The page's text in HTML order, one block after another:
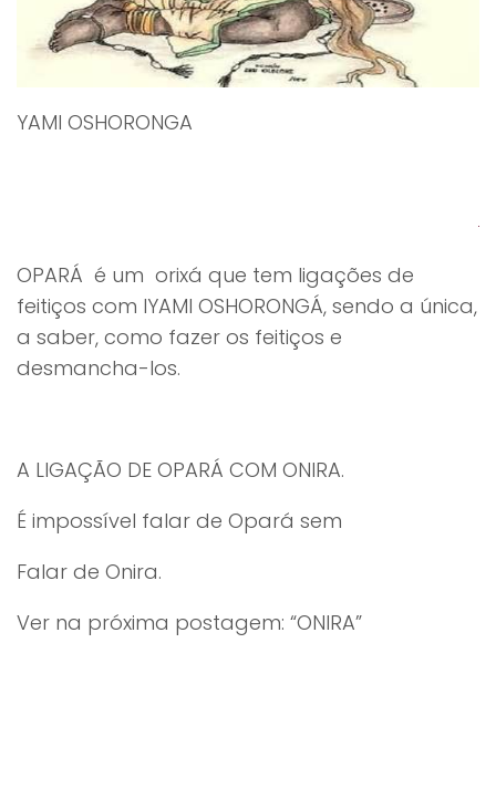
YAMI OSHORONGA
OPARÁ é um orixá que tem ligações de
feitiços com IYAMI OSHORONGÁ, sendo a única,
a saber, como fazer os feitiços e
desmancha-los.
A LIGAÇÃO DE OPARÁ COM ONIRA.
É impossível falar de Opará sem
Falar de Onira.
Ver na próxima postagem: “ONIRA”